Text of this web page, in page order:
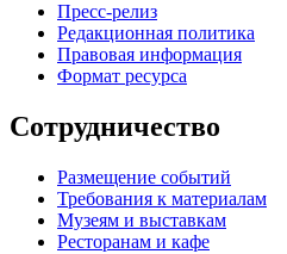
Пресс-релиз
Редакционная политика
Правовая информация
Формат ресурса
Сотрудничество
Размещение событий
Требования к материалам
Музеям и выставкам
Ресторанам и кафе